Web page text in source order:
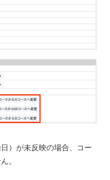
）が未反映の場合、コー
。